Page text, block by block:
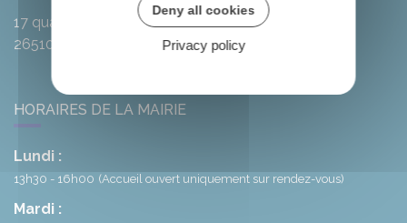
17 quai de l'Oule
26510
HORAIRES DE LA MAIRIE
Lundi :
13h30 - 16h00 (Accueil ouvert uniquement sur rendez-vous)
Mardi :
Deny all cookies
Privacy policy